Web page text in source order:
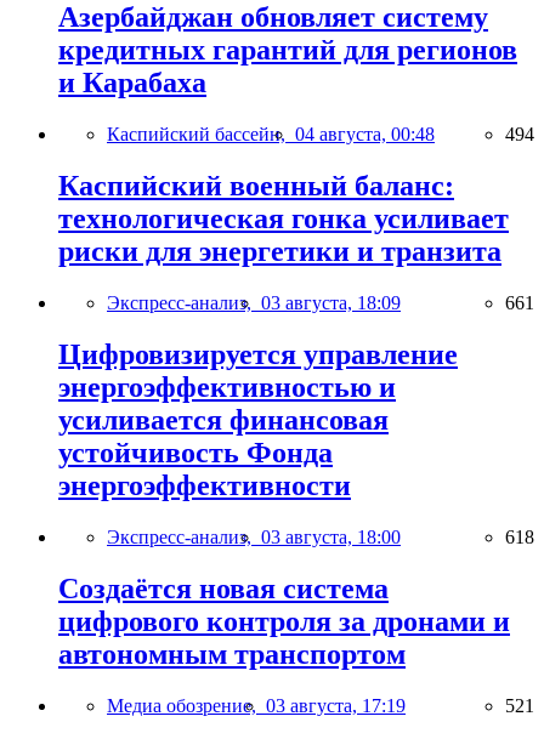
Азербайджан обновляет систему
кредитных гарантий для регионов
и Карабаха
Каспийский бассейн, 04 августа, 00:48 494
Каспийский военный баланс:
технологическая гонка усиливает
риски для энергетики и транзита
Экспресс-анализ, 03 августа, 18:09 661
Цифровизируется управление
энергоэффективностью и
усиливается финансовая
устойчивость Фонда
энергоэффективности
Экспресс-анализ, 03 августа, 18:00 618
Создаётся новая система
цифрового контроля за дронами и
автономным транспортом
Медиа обозрение, 03 августа, 17:19 521